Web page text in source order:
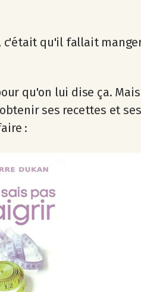
c'était qu'il fallait
qu'on lui dise ça.
ses recettes et
: